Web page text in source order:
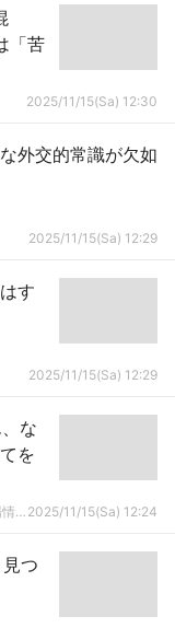
「苦
2025/11/15(Sa) 12:30
外交的常識が欠如
2025/11/15(Sa) 12:29
す
2025/11/15(Sa) 12:29
な
を
コイン速報 | 仮想通貨ニュース・暗号資産相場情報・5chまとめ 2025/11/15(Sa) 12:24
つ